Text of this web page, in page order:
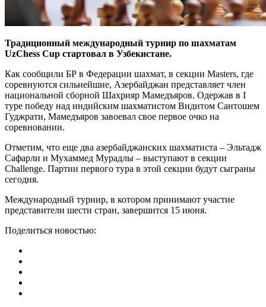
Традиционный международный турнир по шахматам
UzChess Cup стартовал в Узбекистане.
Как сообщили БР в Федерации шахмат, в секции Masters, где
соревнуются сильнейшие, Азербайджан представляет член
национальной сборной Шахрияр Мамедъяров. Одержав в I
туре победу над индийским шахматистом Видитом Сантошем
Гуджрати, Мамедъяров завоевал свое первое очко на
соревновании.
Отметим, что еще два азербайджанских шахматиста – Эльтадж
Сафарли и Мухаммед Мурадлы – выступают в секции
Challenge. Партии первого тура в этой секции будут сыграны
сегодня.
Международный турнир, в котором принимают участие
представители шести стран, завершится 15 июня.
Поделиться новостью: